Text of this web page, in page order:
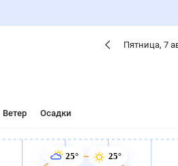
Пятница, 7
Ветер Осадки
25° 25°